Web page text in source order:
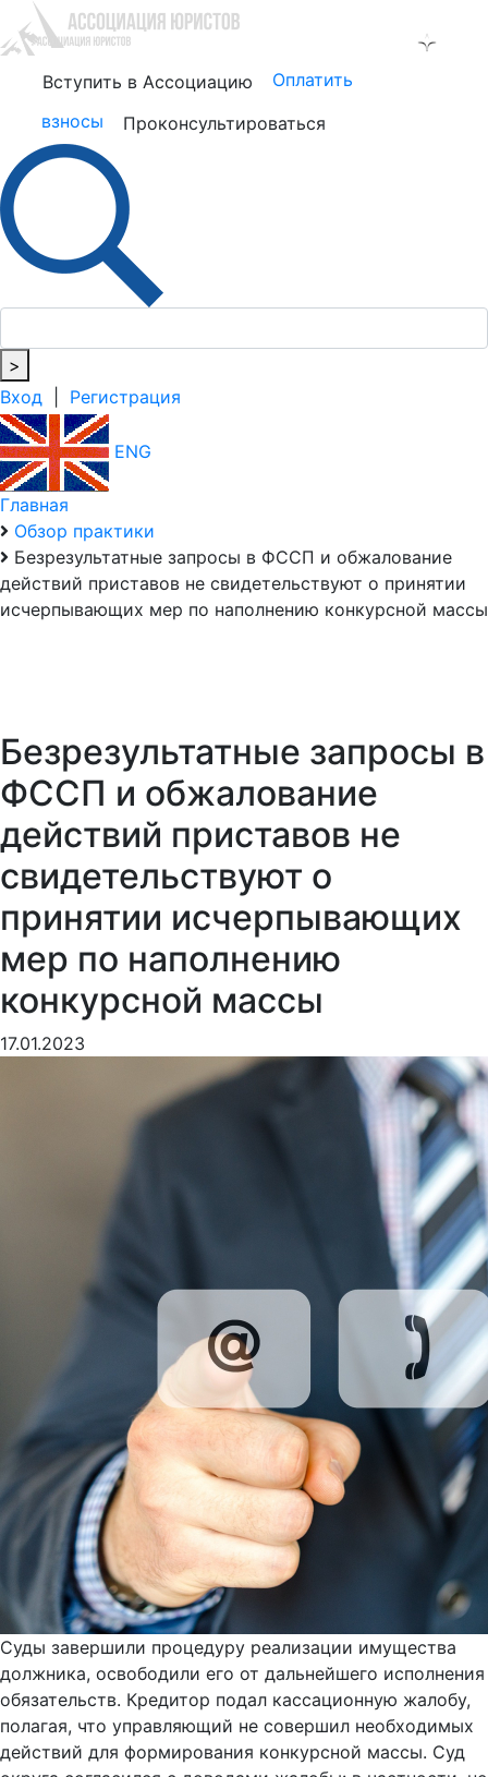
Вступить в Ассоциацию
Оплатить
взносы
Проконсультироваться
>
Вход
Регистрация
ENG
Главная
Обзор практики
Безрезультатные запросы в ФССП и обжалование
действий приставов не свидетельствуют о принятии
исчерпывающих мер по наполнению конкурсной массы
Безрезультатные запросы в
ФССП и обжалование
действий приставов не
свидетельствуют о
принятии исчерпывающих
мер по наполнению
конкурсной массы
17.01.2023
Суды завершили процедуру реализации имущества
должника, освободили его от дальнейшего исполнения
обязательств. Кредитор подал кассационную жалобу,
полагая, что управляющий не совершил необходимых
действий для формирования конкурсной массы. Суд